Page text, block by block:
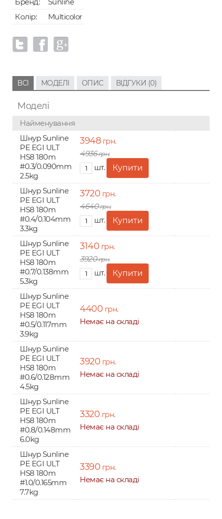
Бренд:
Sunline
Колір:
Multicolor
ВСІ МОДЕЛІ ОПИС ВІДГУКИ (0)
Моделі
Найменування
Шнур Sunline
PE EGI ULT
HS8 180m
#0.3/0.090mm
2.5kg
3948грн.
4936грн.
шт.
Шнур Sunline
PE EGI ULT
HS8 180m
#0.4/0.104mm
3.3kg
3720 грн.
4640грн.
шт.
Шнур Sunline
PE EGI ULT
HS8 180m
#0.7/0.138mm
5.3kg
3140 грн.
3920грн.
шт.
Шнур Sunline
PE EGI ULT
HS8 180m
#0.5/0.117mm
3.9kg
4400 грн.
Немає на складі
Шнур Sunline
PE EGI ULT
HS8 180m
#0.6/0.128mm
4.5kg
3920 грн.
Немає на складі
Шнур Sunline
PE EGI ULT
HS8 180m
#0.8/0.148mm
6.0kg
3320 грн.
Немає на складі
Шнур Sunline
PE EGI ULT
HS8 180m
#1.0/0.165mm
7.7kg
3390 грн.
Немає на складі